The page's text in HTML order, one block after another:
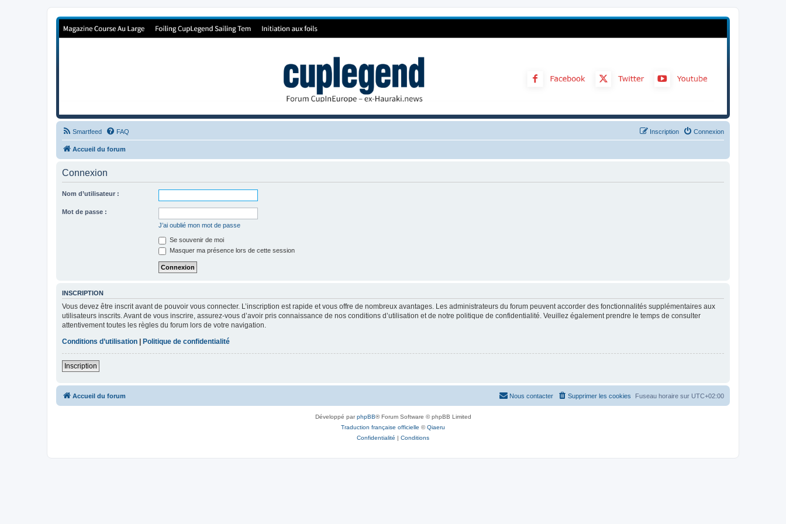
Forum de Cup In Europe
Smartfeed FAQ Connexion
Inscription
Accueil du forum
Connexion
Nom d’utilisateur :
Mot de passe :
J’ai oublié mon mot de passe
Se souvenir de moi
Masquer ma présence lors de cette session
INSCRIPTION
Vous devez être inscrit avant de pouvoir vous connecter. L’inscription est rapide et vous offre de nombreux avantages. Les administrateurs du forum peuvent accorder des fonctionnalités supplémentaires aux
utilisateurs inscrits. Avant de vous inscrire, assurez-vous d’avoir pris connaissance de nos conditions d’utilisation et de notre politique de confidentialité. Veuillez également prendre le temps de consulter
attentivement toutes les règles du forum lors de votre navigation.
Conditions d’utilisation
Politique de confidentialité
Inscription
Accueil du forum Fuseau horaire sur UTC+02:00
Supprimer les cookies
Nous contacter
Développé parphpBB® Forum Software © phpBB Limited
Traduction française officielle ©Qiaeru
Confidentialité | Conditions